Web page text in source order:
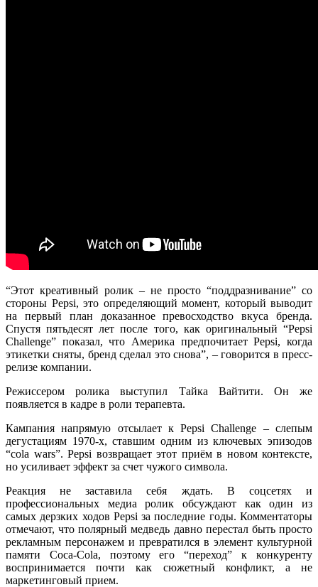
“Этот креативный ролик – не просто “поддразнивание” со
стороны Pepsi, это определяющий момент, который выводит
на первый план доказанное превосходство вкуса бренда.
Спустя пятьдесят лет после того, как оригинальный “Pepsi
Challenge” показал, что Америка предпочитает Pepsi, когда
этикетки сняты, бренд сделал это снова”, – говорится в пресс-
релизе компании.
Режиссером ролика выступил Тайка Вайтити. Он же
появляется в кадре в роли терапевта.
Кампания напрямую отсылает к Pepsi Challenge – слепым
дегустациям 1970-х, ставшим одним из ключевых эпизодов
“cola wars”. Pepsi возвращает этот приём в новом контексте,
но усиливает эффект за счет чужого символа.
Реакция не заставила себя ждать. В соцсетях и
профессиональных медиа ролик обсуждают как один из
самых дерзких ходов Pepsi за последние годы. Комментаторы
отмечают, что полярный медведь давно перестал быть просто
рекламным персонажем и превратился в элемент культурной
памяти Coca-Cola, поэтому его “переход” к конкуренту
воспринимается почти как сюжетный конфликт, а не
маркетинговый прием.